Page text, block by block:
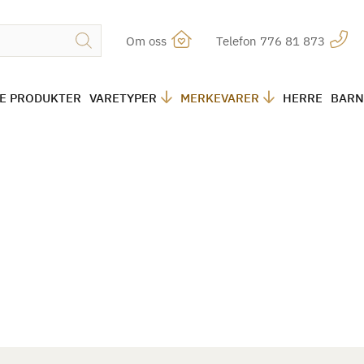
Om oss Telefon 776 81 873
PRODUKTER VARETYPER MERKEVARER HERRE BARN